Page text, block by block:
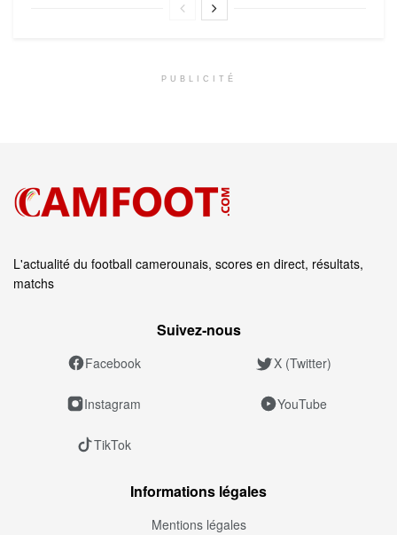
PUBLICITÉ
L'actualité du football camerounais, scores en direct, résultats,
matchs
Suivez‑nous
Facebook X (Twitter)
Instagram YouTube
TikTok
Informations légales
Mentions légales